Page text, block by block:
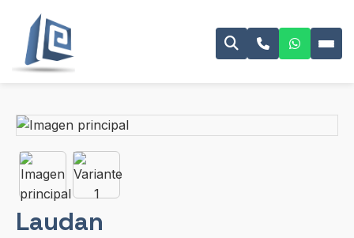
Laudan